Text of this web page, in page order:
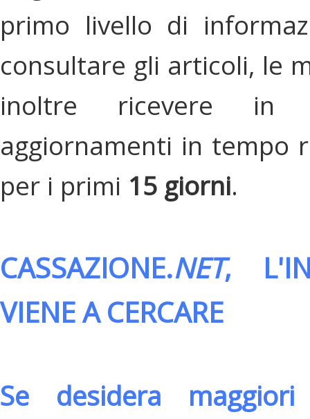
primo livello di
consultare gli articoli, le
inoltre ricevere in
aggiornamenti in tempo
per i primi 15 giorni.
CASSAZIONE.NET,
VIENE A CERCARE
Se desidera